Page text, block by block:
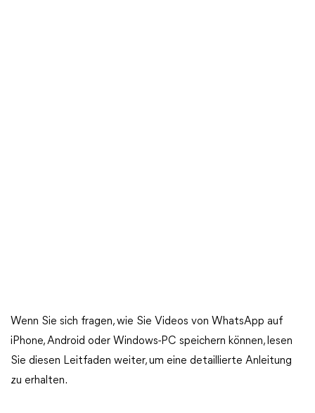
Wenn Sie sich fragen, wie Sie Videos von WhatsApp auf
iPhone, Android oder Windows-PC speichern können, lesen
Sie diesen Leitfaden weiter, um eine detaillierte Anleitung
zu erhalten.